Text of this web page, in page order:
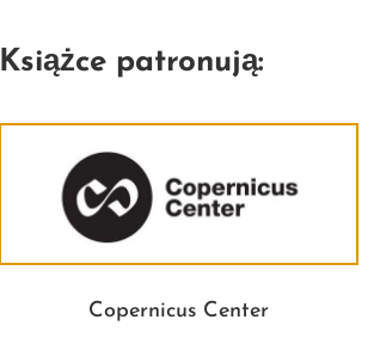
Książce patronują:
Copernicus Center